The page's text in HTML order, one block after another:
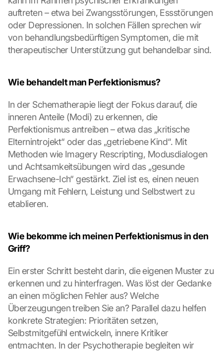
auftreten – etwa bei Zwangsstörungen, Essstörungen
oder Depressionen. In solchen Fällen sprechen wir
von behandlungsbedürftigen Symptomen, die mit
therapeutischer Unterstützung gut behandelbar sind.
Wie behandelt man Perfektionismus?
In der Schematherapie liegt der Fokus darauf, die
inneren Anteile (Modi) zu erkennen, die
Perfektionismus antreiben – etwa das „kritische
Elternintrojekt“ oder das „getriebene Kind“. Mit
Methoden wie Imagery Rescripting, Modusdialogen
und Achtsamkeitsübungen wird das „gesunde
Erwachsene-Ich“ gestärkt. Ziel ist es, einen neuen
Umgang mit Fehlern, Leistung und Selbstwert zu
etablieren.
Wie bekomme ich meinen Perfektionismus in den
Griff?
Ein erster Schritt besteht darin, die eigenen Muster zu
erkennen und zu hinterfragen. Was löst der Gedanke
an einen möglichen Fehler aus? Welche
Überzeugungen treiben Sie an? Parallel dazu helfen
konkrete Strategien: Prioritäten setzen,
Selbstmitgefühl entwickeln, innere Kritiker
entmachten. In der Psychotherapie begleiten wir
K
a
r
l
d
e
:
D
u
r
c
K
l
k
a
u
d
i
e
s
e